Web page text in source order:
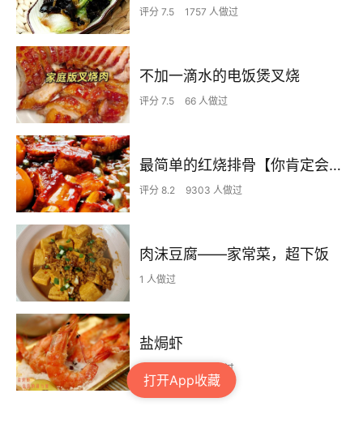
打开App收藏
评分 7.5 1757 人做过
不加一滴水的电饭煲叉烧
评分 7.5 66 人做过
最简单的红烧排骨【你肯定会！！！】
评分 8.2 9303 人做过
肉沫豆腐——家常菜，超下饭
1 人做过
盐焗虾
135 人做过